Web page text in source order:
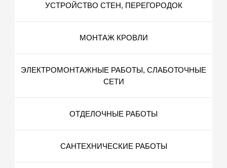
УСТРОЙСТВО СТЕН, ПЕРЕГОРОДОК
МОНТАЖ КРОВЛИ
ЭЛЕКТРОМОНТАЖНЫЕ РАБОТЫ, СЛАБОТОЧНЫЕ
СЕТИ
ОТДЕЛОЧНЫЕ РАБОТЫ
САНТЕХНИЧЕСКИЕ РАБОТЫ